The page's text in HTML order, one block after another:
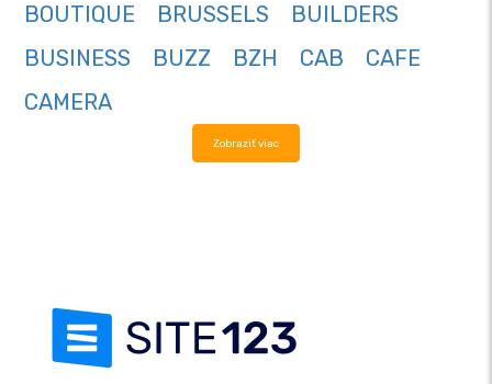
BOUTIQUE
BRUSSELS
BUILDERS
BUSINESS
BUZZ BZH CAB
CAFE
CAMERA
Zobraziť viac